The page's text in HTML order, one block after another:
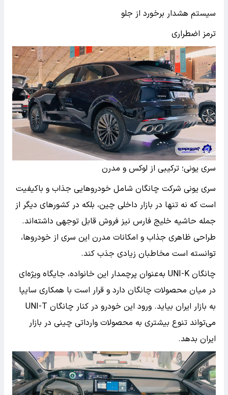
سیستم هشدار برخورد از جلو
ترمز اضطراری
سری یونی؛ ترکیبی از لوکس و مدرن
سری یونی شرکت چانگان شامل خودروهایی جذاب و باکیفیت
است که نه تنها در بازار داخلی چین، بلکه در کشورهای دیگر از
جمله حاشیه خلیج فارس نیز فروش قابل توجهی داشته‌اند.
طراحی ظاهری جذاب و امکانات مدرن این سری از خودروها،
توانسته است مخاطبان زیادی جذب کند.
چانگان UNI-K به‌عنوان پرچمدار این خانواده، جایگاه ویژه‌ای
در میان محصولات چانگان دارد و قرار است با همکاری سایپا
به بازار ایران بیاید. ورود این خودرو در کنار چانگان UNI-T
می‌تواند تنوع بیشتری به محصولات وارداتی چینی در بازار
ایران بدهد.